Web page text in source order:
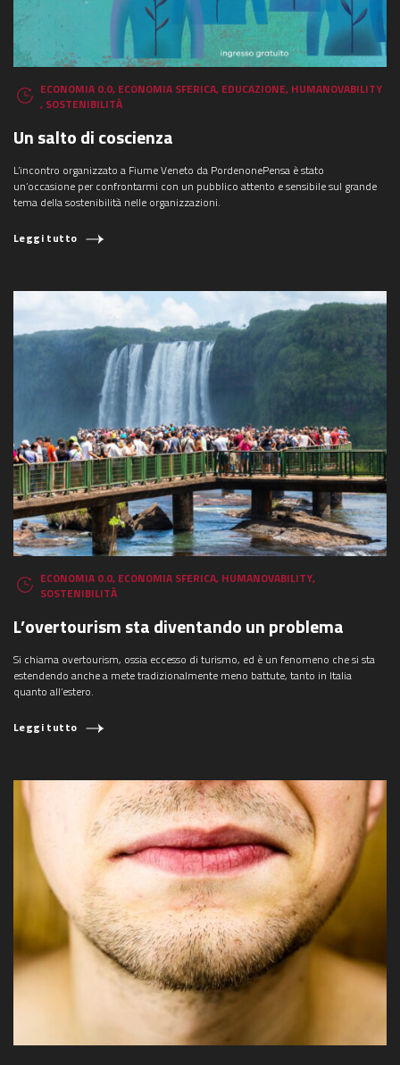
ECONOMIA 0.0, ECONOMIA SFERICA, EDUCAZIONE, HUMANOVABILITY
, SOSTENIBILITÀ
Un salto di coscienza
L’incontro organizzato a Fiume Veneto da PordenonePensa è stato
un’occasione per confrontarmi con un pubblico attento e sensibile sul grande
tema della sostenibilità nelle organizzazioni.
Leggi tutto
ECONOMIA 0.0, ECONOMIA SFERICA, HUMANOVABILITY,
SOSTENIBILITÀ
L’overtourism sta diventando un problema
Si chiama overtourism, ossia eccesso di turismo, ed è un fenomeno che si sta
estendendo anche a mete tradizionalmente meno battute, tanto in Italia
quanto all’estero.
Leggi tutto